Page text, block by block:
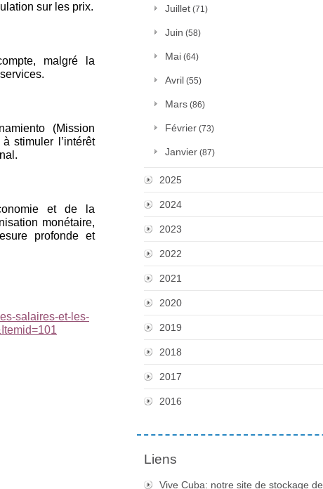
sur les prix.
malgré la
(Mission
stimuler l’intérêt
et de la
monétaire,
profonde et
salaires-et-les-
Juillet (71)
Juin (58)
Mai (64)
Avril (55)
Mars (86)
Février (73)
Janvier (87)
2025
2024
2023
2022
2021
2020
2019
2018
2017
2016
Liens
Vive Cuba: notre site de stockage de